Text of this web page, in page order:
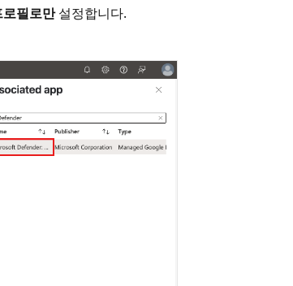
필로만설정합니다.